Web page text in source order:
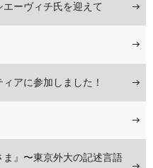
ーヴィチ氏を迎えて
アに参加しました！
』〜東京外大の記述言語